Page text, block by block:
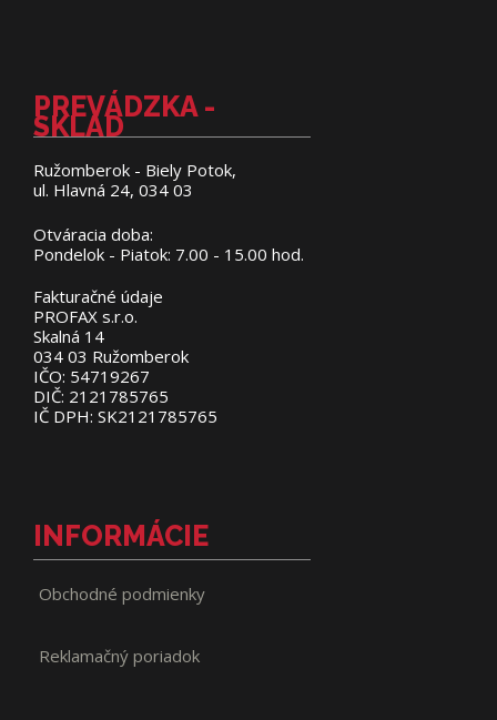
PREVÁDZKA -
SKLAD
Ružomberok - Biely Potok,
ul. Hlavná 24, 034 03
Otváracia doba:
Pondelok - Piatok: 7.00 - 15.00 hod.
Fakturačné údaje
PROFAX s.r.o.
Skalná 14
034 03 Ružomberok
IČO: 54719267
DIČ: 2121785765
IČ DPH: SK2121785765
INFORMÁCIE
Obchodné podmienky
Reklamačný poriadok